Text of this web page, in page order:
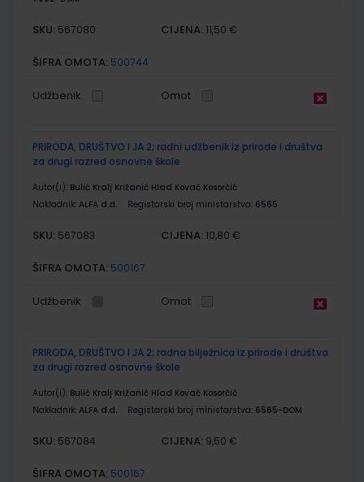
SKU: 567080 CIJENA: 11,50 €
ŠIFRA OMOTA: 500744
Udžbenik Omot
PRIRODA, DRUŠTVO I JA 2; radni udžbenik iz prirode i društva
za drugi razred osnovne škole
Autor(i): Bulić Kralj Križanić Hlad Kovač Kosorčić
Nakladnik: ALFA d.d. Registarski broj ministarstva: 6565
SKU: 567083 CIJENA: 10,80 €
ŠIFRA OMOTA: 500167
Udžbenik Omot
PRIRODA, DRUŠTVO I JA 2; radna bilježnica iz prirode i društva
za drugi razred osnovne škole
Autor(i): Bulić Kralj Križanić Hlad Kovač Kosorčić
Nakladnik: ALFA d.d. Registarski broj ministarstva: 6565-DOM
SKU: 567084 CIJENA: 9,50 €
ŠIFRA OMOTA: 500167